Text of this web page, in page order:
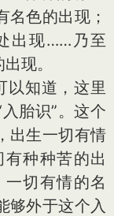
名色的出现；
出现……乃至
现。
知道，这里
胎识”。这个
出生一切有情
种种苦的出
切有情的名
够外于这个入